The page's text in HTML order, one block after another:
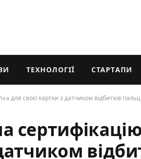
ТЕХНОЛОГІЇ СТАРТАПИ
для своєї картки з датчиком відбитків